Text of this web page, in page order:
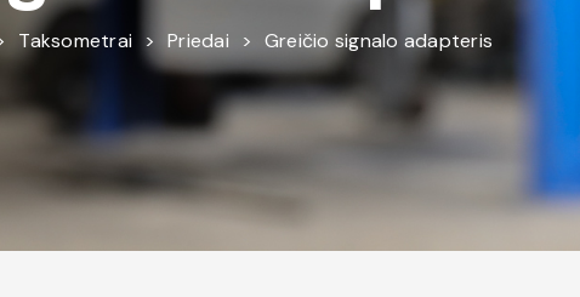
Taksometrai > Priedai > Greičio signalo adapteris